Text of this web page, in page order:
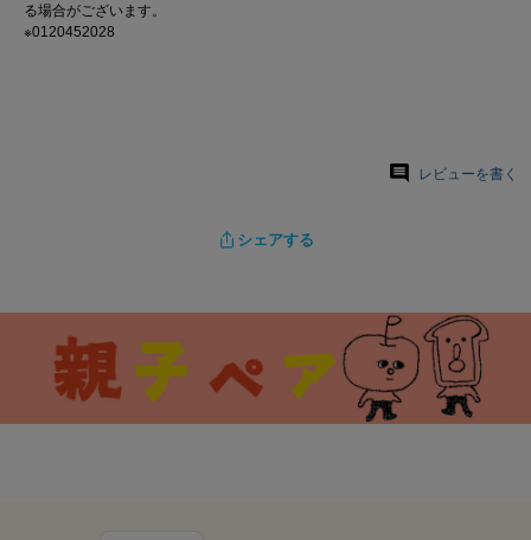
る場合がございます。
※0120452028
レビューを書く
シェアする